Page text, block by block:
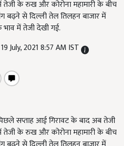
तेजी के रुख और कोरोना महामारी के बीच
बढ़ने से दिल्ली तेल तिलहन बाजार में
में तेजी देखी गई.
July, 2021 8:57 AM IST
सप्ताह आई गिरावट के बाद अब तेजी
तेजी के रुख और कोरोना महामारी के बीच